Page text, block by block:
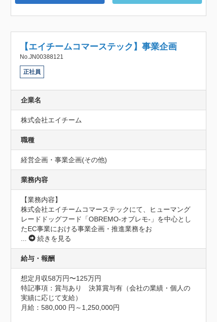
【エイチームコマーステック】事業企画
No.JN00388121
正社員
企業名
株式会社エイチーム
職種
経営企画・事業企画(その他)
業務内容
【業務内容】
株式会社エイチームコマーステックにて、ヒューマング
レードドッグフード「OBREMO-オブレモ-」を中心とし
たEC事業における事業企画・推進業務をお
...
続きを見る
給与・報酬
想定月収58万円〜125万円
特記事項：賞与あり　決算賞与有（会社の業績・個人の
実績に応じて支給）
月給：580,000 円～1,250,000円